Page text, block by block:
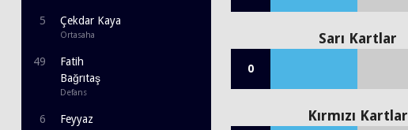
5 Çekdar Kaya
Ortasaha
49
Fatih
Bağrıtaş
Defans
6
Feyyaz
Sarı Kartlar
0
Kırmızı Kartlar